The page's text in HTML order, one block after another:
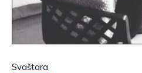
Svaštara